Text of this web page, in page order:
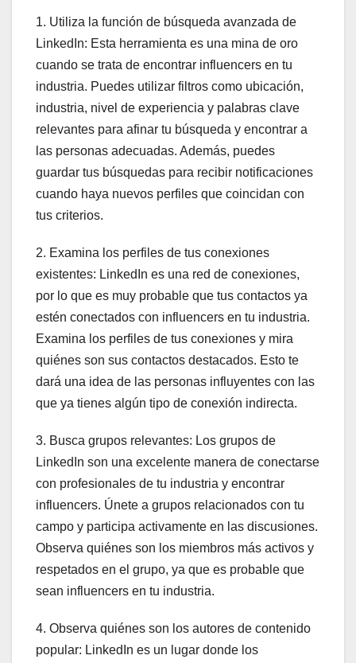
1. Utiliza la función de búsqueda avanzada de
LinkedIn: Esta herramienta es una mina de oro
cuando se trata de encontrar influencers en tu
industria. Puedes utilizar filtros como ubicación,
industria, nivel de experiencia y palabras clave
relevantes para afinar tu búsqueda y encontrar a
las personas adecuadas. Además, puedes
guardar tus búsquedas para recibir notificaciones
cuando haya nuevos perfiles que coincidan con
tus criterios.
2. Examina los perfiles de tus conexiones
existentes: LinkedIn es una red de conexiones,
por lo que es muy probable que tus contactos ya
estén conectados con influencers en tu industria.
Examina los perfiles de tus conexiones y mira
quiénes son sus contactos destacados. Esto te
dará una idea de las personas influyentes con las
que ya tienes algún tipo de conexión indirecta.
3. Busca grupos relevantes: Los grupos de
LinkedIn son una excelente manera de conectarse
con profesionales de tu industria y encontrar
influencers. Únete a grupos relacionados con tu
campo y participa activamente en las discusiones.
Observa quiénes son los miembros más activos y
respetados en el grupo, ya que es probable que
sean influencers en tu industria.
4. Observa quiénes son los autores de contenido
popular: LinkedIn es un lugar donde los